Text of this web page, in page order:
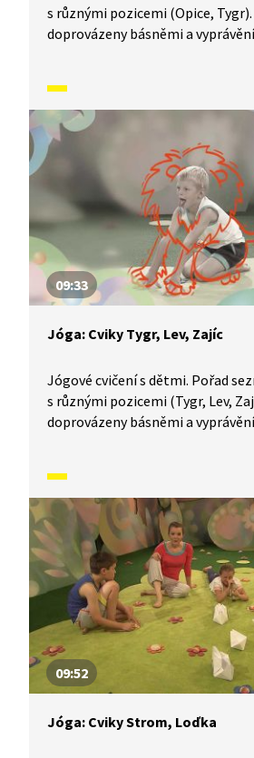
s různými pozicemi (Opice, Tygr).
doprovázeny básněmi a
09:33
Jóga: Cviky Tygr, Lev, Zajíc
Jógové cvičení s dětmi. Pořad
s různými pozicemi (Tygr, Lev,
doprovázeny básněmi a
09:52
Jóga: Cviky Strom, Loďka